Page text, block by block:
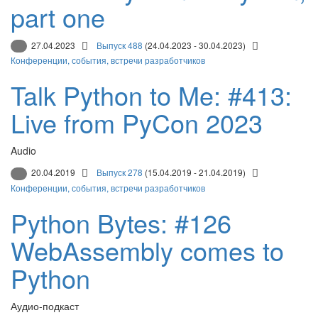
part one
27.04.2023 Выпуск 488 (24.04.2023 - 30.04.2023)
Конференции, события, встречи разработчиков
Talk Python to Me: #413:
Live from PyCon 2023
Audio
20.04.2019 Выпуск 278 (15.04.2019 - 21.04.2019)
Конференции, события, встречи разработчиков
Python Bytes: #126
WebAssembly comes to
Python
Аудио-подкаст